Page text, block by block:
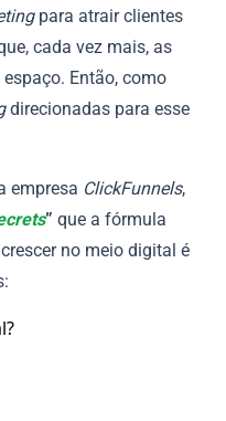
para atrair clientes
cada vez mais, as
Então, como
direcionadas para esse
empresa ClickFunnels,
” que a fórmula
no meio digital é